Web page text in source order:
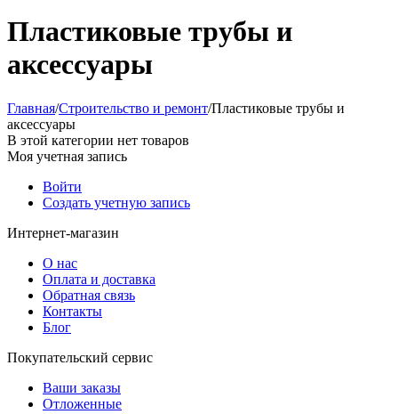
Пластиковые трубы и
аксессуары
Главная/Строительство и ремонт/Пластиковые трубы и
аксессуары
В этой категории нет товаров
Моя учетная запись
Войти
Создать учетную запись
Интернет-магазин
О нас
Оплата и доставка
Обратная связь
Контакты
Блог
Покупательский сервис
Ваши заказы
Отложенные